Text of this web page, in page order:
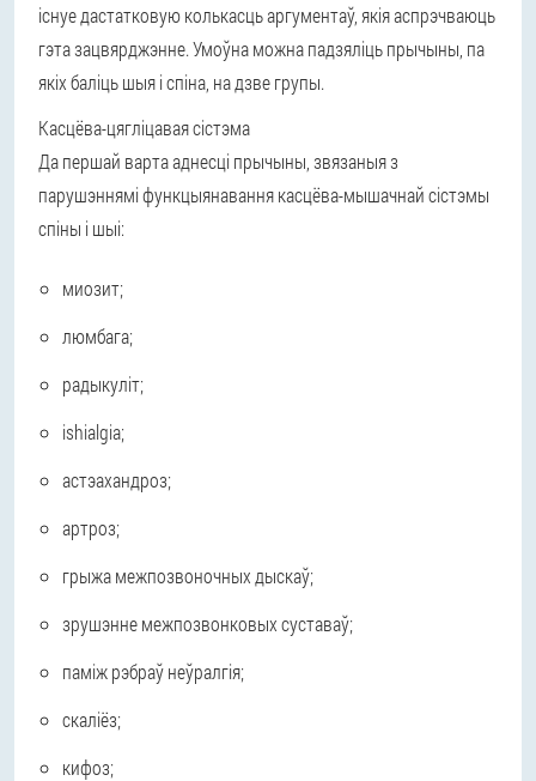
існуе дастатковую колькасць аргументаў, якія аспрэчваюць
гэта зацвярджэнне. Умоўна можна падзяліць прычыны, па
якіх баліць шыя і спіна, на дзве групы.
Касцёва-цягліцавая сістэма
Да першай варта аднесці прычыны, звязаныя з
парушэннямі функцыянавання касцёва-мышачнай сістэмы
спіны і шыі:
миозит;
люмбага;
радыкуліт;
ishialgia;
астэахандроз;
артроз;
грыжа межпозвоночных дыскаў;
зрушэнне межпозвонковых суставаў;
паміж рэбраў неўралгія;
скаліёз;
кифоз;